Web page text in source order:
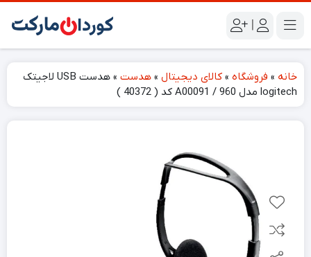
|
خانه » فروشگاه » کالای دیجیتال » هدست »
هدست USB لاجیتک
logitech مدل 960 / A00091 کد ( 40372 )